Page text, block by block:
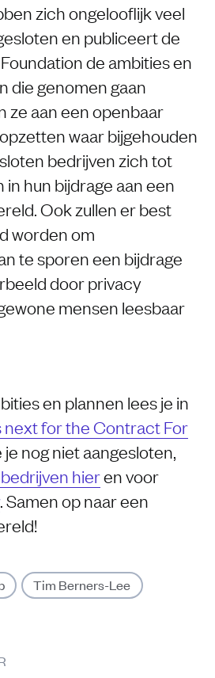
zich ongelooflijk veel
en publiceert de
de ambities en
die genomen gaan
ze aan een openbaar
waar bijgehouden
bedrijven zich tot
hun bijdrage aan een
Ook zullen er best
worden om
te sporen een bijdrage
door privacy
mensen leesbaar
en plannen lees je in
next for the Contract For
je nog niet aangesloten,
hieren voor
. Samen op naar een
Tim Berners-Lee